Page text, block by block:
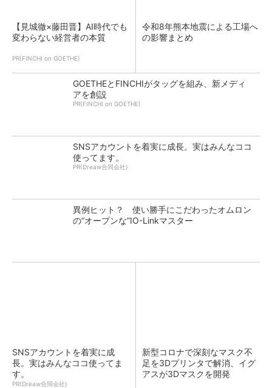
【見城徹×藤田晋】AI時代でも
変わらない経営者の本質
PR(FINCHI on GOETHE)
令和8年熊本地震による工場へ
の影響まとめ
GOETHEとFINCHIがタッグを組み、新メディ
アを創設
PR(FINCHI on GOETHE)
SNSアカウントを着実に成長。実はみんなココ
使ってます。
PR(Dreaw合同会社)
異例ヒット？ 使い勝手にこだわったオムロン
の“オープンな”IO-Linkマスター
SNSアカウントを着実に成
長。実はみんなココ使ってま
す。
PR(Dreaw合同会社)
新型コロナで深刻なマスク不
足を3Dプリンタで解消、イグ
アスが3Dマスクを開発